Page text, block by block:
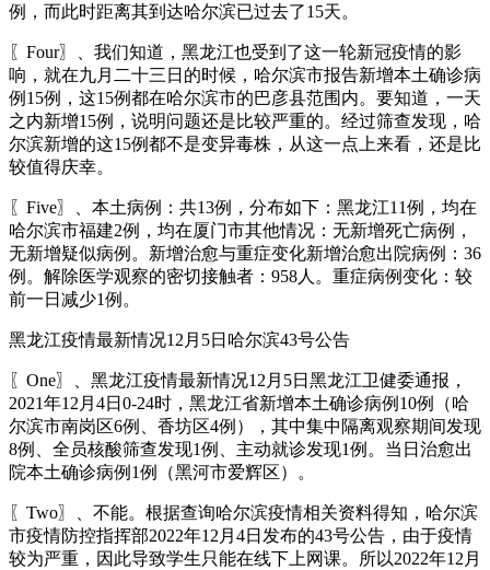
例，而此时距离其到达哈尔滨已过去了15天。
〖Four〗、我们知道，黑龙江也受到了这一轮新冠疫情的影
响，就在九月二十三日的时候，哈尔滨市报告新增本土确诊病
例15例，这15例都在哈尔滨市的巴彦县范围内。要知道，一天
之内新增15例，说明问题还是比较严重的。经过筛查发现，哈
尔滨新增的这15例都不是变异毒株，从这一点上来看，还是比
较值得庆幸。
〖Five〗、本土病例：共13例，分布如下：黑龙江11例，均在
哈尔滨市福建2例，均在厦门市其他情况：无新增死亡病例，
无新增疑似病例。新增治愈与重症变化新增治愈出院病例：36
例。解除医学观察的密切接触者：958人。重症病例变化：较
前一日减少1例。
黑龙江疫情最新情况12月5日哈尔滨43号公告
〖One〗、黑龙江疫情最新情况12月5日黑龙江卫健委通报，
2021年12月4日0-24时，黑龙江省新增本土确诊病例10例（哈
尔滨市南岗区6例、香坊区4例），其中集中隔离观察期间发现
8例、全员核酸筛查发现1例、主动就诊发现1例。当日治愈出
院本土确诊病例1例（黑河市爱辉区）。
〖Two〗、不能。根据查询哈尔滨疫情相关资料得知，哈尔滨
市疫情防控指挥部2022年12月4日发布的43号公告，由于疫情
较为严重，因此导致学生只能在线下上网课。所以2022年12月